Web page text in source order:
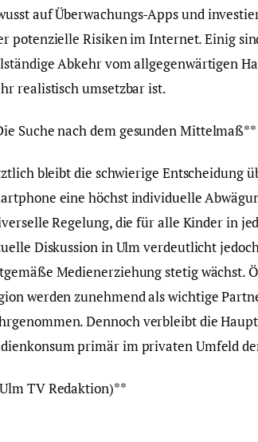
auf Überwachungs-Apps und
potenzielle Risiken im Internet. Einig
Abkehr vom allgegenwärtigen
realistisch umsetzbar ist.
Suche nach dem gesunden Mittelmaß**
bleibt die schwierige Entscheidung
eine höchst individuelle
Regelung, die für alle Kinder in
Diskussion in Ulm verdeutlicht
Medienerziehung stetig wächst.
werden zunehmend als wichtige
Dennoch verbleibt die
primär im privaten Umfeld
TV Redaktion)**